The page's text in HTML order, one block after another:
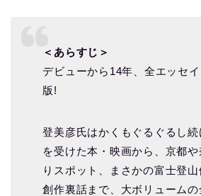
＜あらすじ＞
デビューから14年、全エッセ
版!
登美彦氏はかくもぐるぐるし
を受けた本・映画から、京都や
りスポット、まさかの富士登
創作裏話まで、大ボリュームの